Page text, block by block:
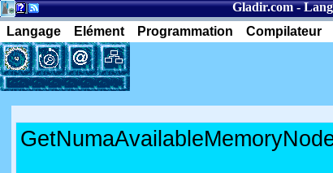
Gladir.com-
Langage
Elément Programmation Compilateur